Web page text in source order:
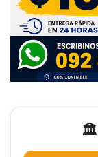
🏛️